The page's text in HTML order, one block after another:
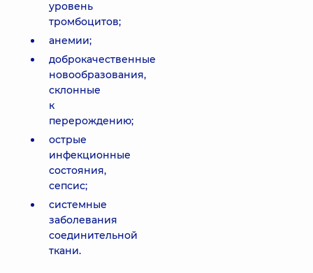
уровень
тромбоцитов;
анемии;
доброкачественные
новообразования,
склонные
к
перерождению;
острые
инфекционные
состояния,
сепсис;
системные
заболевания
соединительной
ткани.